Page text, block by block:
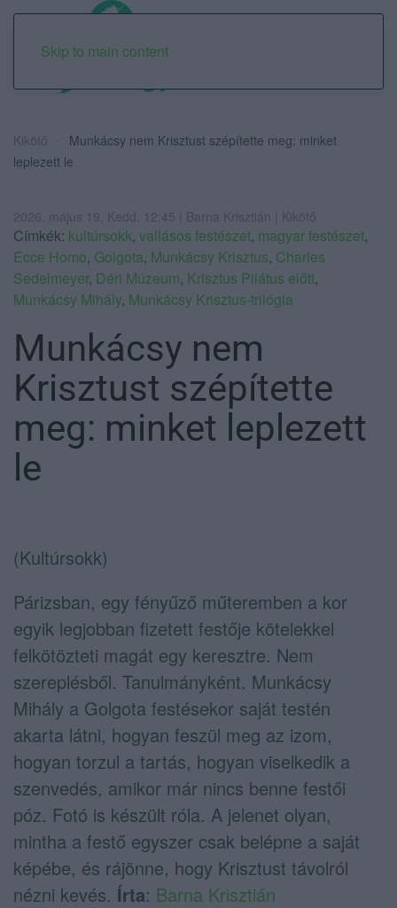
Skip to main content
Kikötő
Munkácsy nem Krisztust szépítette meg: minket
leplezett le
2026. május 19. Kedd, 12:45 | Barna Krisztián | Kikötő
Címkék: kultúrsokk, vallásos festészet, magyar festészet,
Ecce Homo, Golgota, Munkácsy Krisztus, Charles
Sedelmeyer, Déri Múzeum, Krisztus Pilátus előtt,
Munkácsy Mihály, Munkácsy Krisztus-trilógia
Munkácsy nem
Krisztust szépítette
meg: minket leplezett
le
(Kultúrsokk)
Párizsban, egy fényűző műteremben a kor
egyik legjobban fizetett festője kötelekkel
felkötözteti magát egy keresztre. Nem
szereplésből. Tanulmányként. Munkácsy
Mihály a Golgota festésekor saját testén
akarta látni, hogyan feszül meg az izom,
hogyan torzul a tartás, hogyan viselkedik a
szenvedés, amikor már nincs benne festői
póz. Fotó is készült róla. A jelenet olyan,
mintha a festő egyszer csak belépne a saját
képébe, és rájönne, hogy Krisztust távolról
nézni kevés. Írta: Barna Krisztián